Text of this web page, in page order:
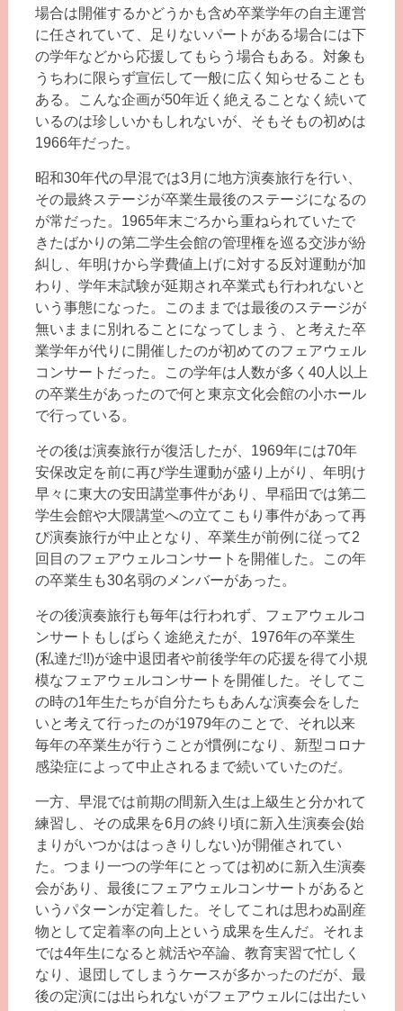
場合は開催するかどうかも含め卒業学年の自主運営
に任されていて、足りないパートがある場合には下
の学年などから応援してもらう場合もある。対象も
うちわに限らず宣伝して一般に広く知らせることも
ある。こんな企画が50年近く絶えることなく続いて
いるのは珍しいかもしれないが、そもそもの初めは
1966年だった。
昭和30年代の早混では3月に地方演奏旅行を行い、
その最終ステージが卒業生最後のステージになるの
が常だった。1965年末ごろから重ねられていたで
きたばかりの第二学生会館の管理権を巡る交渉が紛
糾し、年明けから学費値上げに対する反対運動が加
わり、学年末試験が延期され卒業式も行われないと
いう事態になった。このままでは最後のステージが
無いままに別れることになってしまう、と考えた卒
業学年が代りに開催したのが初めてのフェアウェル
コンサートだった。この学年は人数が多く40人以上
の卒業生があったので何と東京文化会館の小ホール
で行っている。
その後は演奏旅行が復活したが、1969年には70年
安保改定を前に再び学生運動が盛り上がり、年明け
早々に東大の安田講堂事件があり、早稲田では第二
学生会館や大隈講堂への立てこもり事件があって再
び演奏旅行が中止となり、卒業生が前例に従って2
回目のフェアウェルコンサートを開催した。この年
の卒業生も30名弱のメンバーがあった。
その後演奏旅行も毎年は行われず、フェアウェルコ
ンサートもしばらく途絶えたが、1976年の卒業生
(私達だ!!)が途中退団者や前後学年の応援を得て小規
模なフェアウェルコンサートを開催した。そしてこ
の時の1年生たちが自分たちもあんな演奏会をした
いと考えて行ったのが1979年のことで、それ以来
毎年の卒業生が行うことが慣例になり、新型コロナ
感染症によって中止されるまで続いていたのだ。
一方、早混では前期の間新入生は上級生と分かれて
練習し、その成果を6月の終り頃に新入生演奏会(始
まりがいつかははっきりしない)が開催されてい
た。つまり一つの学年にとっては初めに新入生演奏
会があり、最後にフェアウェルコンサートがあると
いうパターンが定着した。そしてこれは思わぬ副産
物として定着率の向上という成果を生んだ。それま
では4年生になると就活や卒論、教育実習で忙しく
なり、退団してしまうケースが多かったのだが、最
後の定演には出られないがフェアウェルには出たい